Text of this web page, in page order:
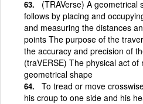
(TRAVerse) A geometrical
follows by placing and
and measuring the distances
points The purpose of the
the accuracy and precision of
(traVERSE) The physical act of
geometrical shape
To tread or move
his croup to one side and his